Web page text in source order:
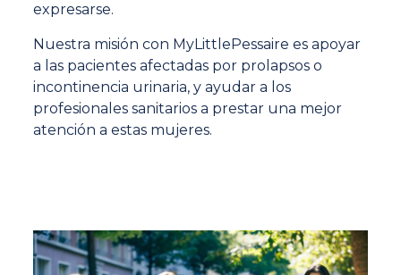
expresarse.
Nuestra misión con MyLittlePessaire es apoyar
a las pacientes afectadas por prolapsos o
incontinencia urinaria, y ayudar a los
profesionales sanitarios a prestar una mejor
atención a estas mujeres.